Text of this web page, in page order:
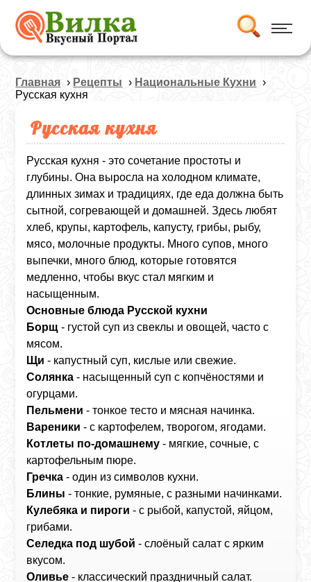
Главная › Рецепты › Национальные Кухни ›
Русская кухня
Русская кухня
Русская кухня - это сочетание простоты и
глубины. Она выросла на холодном климате,
длинных зимах и традициях, где еда должна быть
сытной, согревающей и домашней. Здесь любят
хлеб, крупы, картофель, капусту, грибы, рыбу,
мясо, молочные продукты. Много супов, много
выпечки, много блюд, которые готовятся
медленно, чтобы вкус стал мягким и
насыщенным.
Основные блюда Русской кухни
Борщ - густой суп из свеклы и овощей, часто с
мясом.
Щи - капустный суп, кислые или свежие.
Солянка - насыщенный суп с копчёностями и
огурцами.
Пельмени - тонкое тесто и мясная начинка.
Вареники - с картофелем, творогом, ягодами.
Котлеты по‑домашнему - мягкие, сочные, с
картофельным пюре.
Гречка - один из символов кухни.
Блины - тонкие, румяные, с разными начинками.
Кулебяка и пироги - с рыбой, капустой, яйцом,
грибами.
Селедка под шубой - слоёный салат с ярким
вкусом.
Оливье - классический праздничный салат.